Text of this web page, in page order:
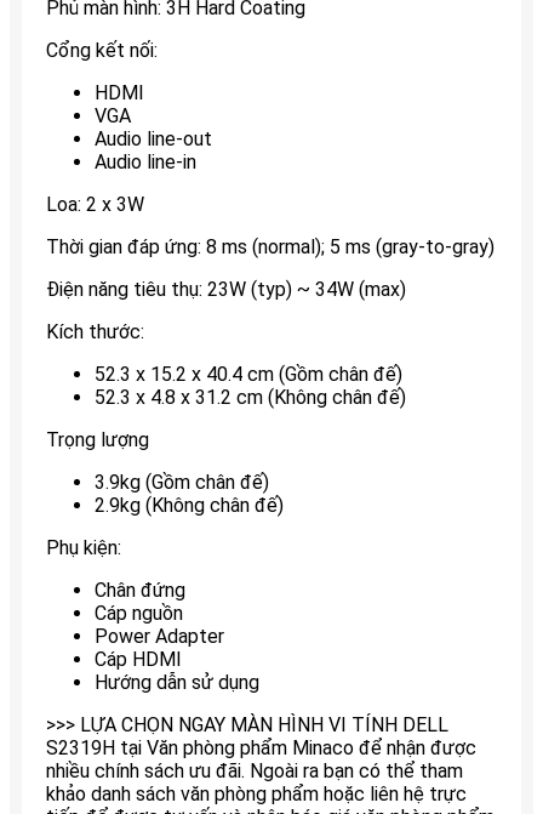
Phủ màn hình: 3H Hard Coating
Cổng kết nối:
HDMI
VGA
Audio line-out
Audio line-in
Loa: 2 x 3W
Thời gian đáp ứng: 8 ms (normal); 5 ms (gray-to-gray)
Điện năng tiêu thụ: 23W (typ) ~ 34W (max)
Kích thước:
52.3 x 15.2 x 40.4 cm (Gồm chân đế)
52.3 x 4.8 x 31.2 cm (Không chân đế)
Trọng lượng
3.9kg (Gồm chân đế)
2.9kg (Không chân đế)
Phụ kiện:
Chân đứng
Cáp nguồn
Power Adapter
Cáp HDMI
Hướng dẫn sử dụng
>>> LỰA CHỌN NGAY MÀN HÌNH VI TÍNH DELL
S2319H tại Văn phòng phẩm Minaco để nhận được
nhiều chính sách ưu đãi. Ngoài ra bạn có thể tham
khảo danh sách văn phòng phẩm hoặc liên hệ trực